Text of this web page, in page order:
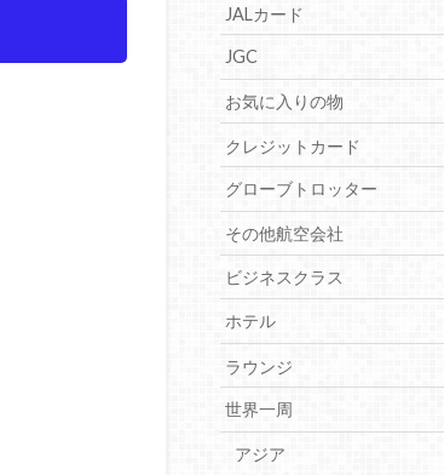
JALカード
JGC
お気に入りの物
クレジットカード
グローブトロッター
その他航空会社
ビジネスクラス
ホテル
ラウンジ
世界一周
アジア